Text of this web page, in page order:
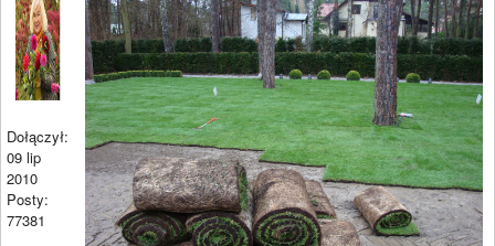
Dołączył:
09 lip
2010
Posty:
77381